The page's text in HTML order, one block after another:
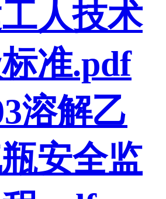
人技术
准.pdf
溶解乙
安全监